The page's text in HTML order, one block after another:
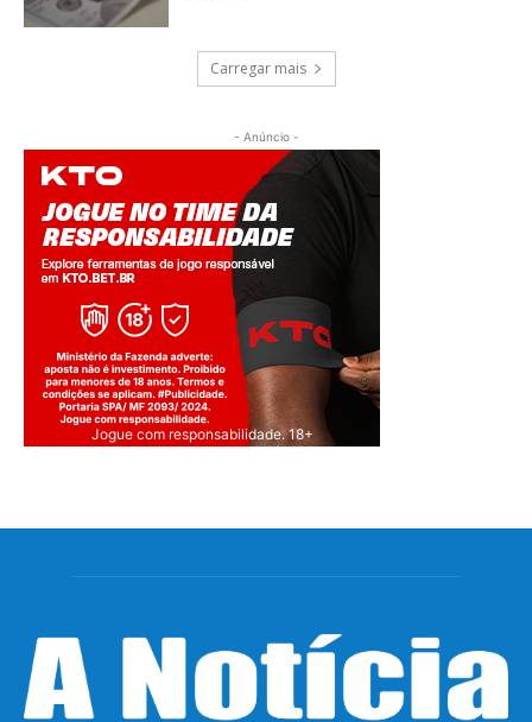
Carregar mais
- Anúncio -
Jogue com responsabilidade. 18+